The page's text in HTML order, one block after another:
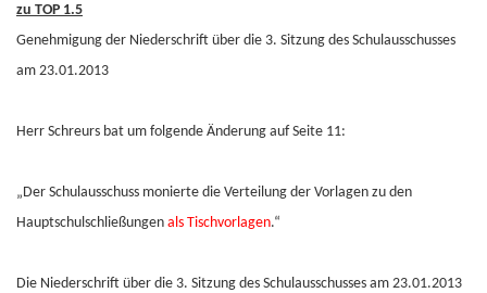
zu TOP 1.5
Genehmigung der Niederschrift über die 3. Sitzung des Schulausschusses
am 23.01.2013
Herr Schreurs bat um folgende Änderung auf Seite 11:
„Der Schulausschuss monierte die Verteilung der Vorlagen zu den
Hauptschulschließungen als Tischvorlagen.“
Die Niederschrift über die 3. Sitzung des Schulausschusses am 23.01.2013